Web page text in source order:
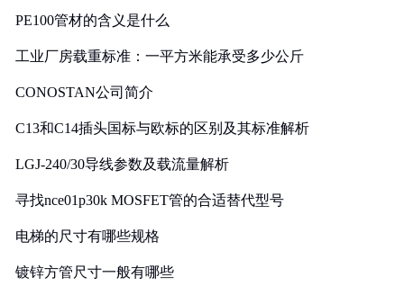
PE100管材的含义是什么
工业厂房载重标准：一平方米能承受多少公斤
CONOSTAN公司简介
C13和C14插头国标与欧标的区别及其标准解析
LGJ-240/30导线参数及载流量解析
寻找nce01p30k MOSFET管的合适替代型号
电梯的尺寸有哪些规格
镀锌方管尺寸一般有哪些